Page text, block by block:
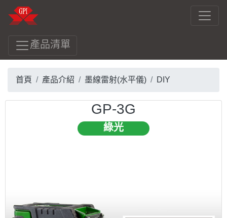
產品清單
首頁 產品介紹 墨線雷射(水平儀) DIY
GP-3G
綠光